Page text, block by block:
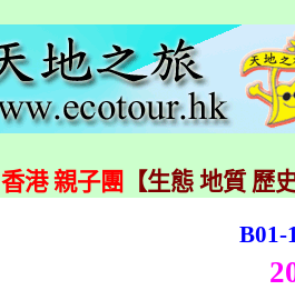
香港 親子團 【生態 地質 歷
B01-